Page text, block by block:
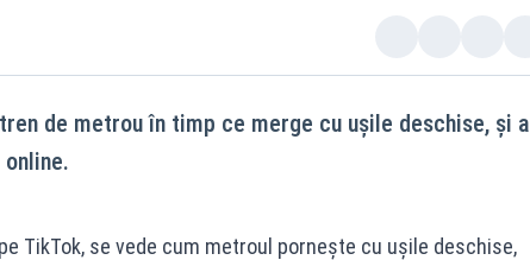
de metrou în timp ce merge cu ușile deschise, și a
TikTok, se vede cum metroul pornește cu ușile deschise,